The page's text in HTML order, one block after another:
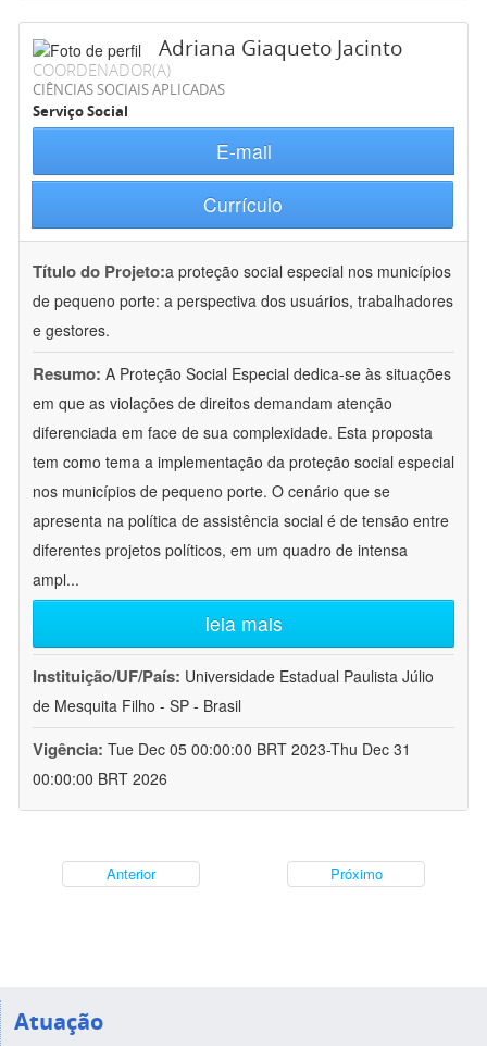
Adriana Giaqueto Jacinto
COORDENADOR(A)
CIÊNCIAS SOCIAIS APLICADAS
Serviço Social
E-mail
Currículo
Título do Projeto:a proteção social especial nos municípios
de pequeno porte: a perspectiva dos usuários, trabalhadores
e gestores.
Resumo: A Proteção Social Especial dedica-se às situações
em que as violações de direitos demandam atenção
diferenciada em face de sua complexidade. Esta proposta
tem como tema a implementação da proteção social especial
nos municípios de pequeno porte. O cenário que se
apresenta na política de assistência social é de tensão entre
diferentes projetos políticos, em um quadro de intensa
ampl...
leia mais
Instituição/UF/País: Universidade Estadual Paulista Júlio
de Mesquita Filho - SP - Brasil
Vigência: Tue Dec 05 00:00:00 BRT 2023-Thu Dec 31
00:00:00 BRT 2026
Anterior Próximo
Atuação